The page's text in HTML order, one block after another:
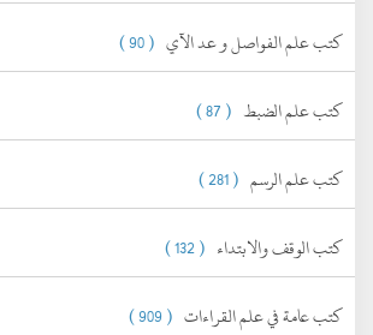
كتب علم الفواصل و عد الآي ( 90 )
كتب علم الضبط ( 87 )
كتب علم الرسم ( 281 )
كتب الوقف والابتداء ( 132 )
كتب عامة في علم القراءات ( 909 )